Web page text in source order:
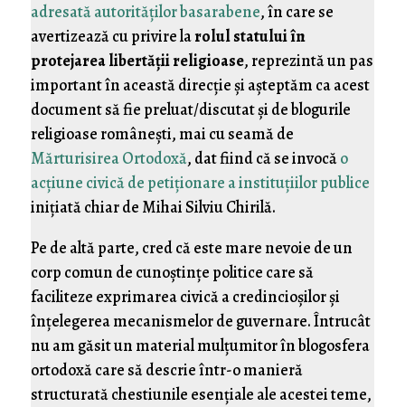
adresată autorităţilor basarabene, în care se
avertizează cu privire larolul statului în
protejarea libertăţii religioase, reprezintă un pas
important în această direcţie şi aşteptăm ca acest
document să fie preluat/discutat şi de blogurile
religioase româneşti, mai cu seamă de
Mărturisirea Ortodoxă, dat fiind că se invocăo
acţiune civică de petiţionare a instituţiilor publice
iniţiată chiar de Mihai Silviu Chirilă.
Pe de altă parte, cred că este mare nevoie de un
corp comun de cunoştinţe politice care să
faciliteze exprimarea civică a credincioşilor şi
înţelegerea mecanismelor de guvernare. Întrucât
nu am găsit un material mulţumitor în blogosfera
ortodoxă care să descrie într-o manieră
structurată chestiunile esenţiale ale acestei teme,